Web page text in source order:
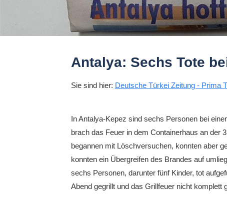
Antalya: Sechs Tote
Sie sind hier: Deutsche Türkei Zeitung - Prima
In Antalya-Kepez sind sechs Personen bei
brach das Feuer in dem Containerhaus an der
begannen mit Löschversuchen, konnten aber
konnten ein Übergreifen des Brandes auf
sechs Personen, darunter fünf Kinder, tot
Abend gegrillt und das Grillfeuer nicht komplett